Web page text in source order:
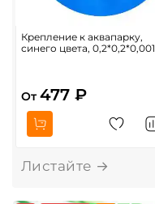
Крепление к аквапарку,
синего цвета, 0,2*0,2*0,001
От 477 ₽